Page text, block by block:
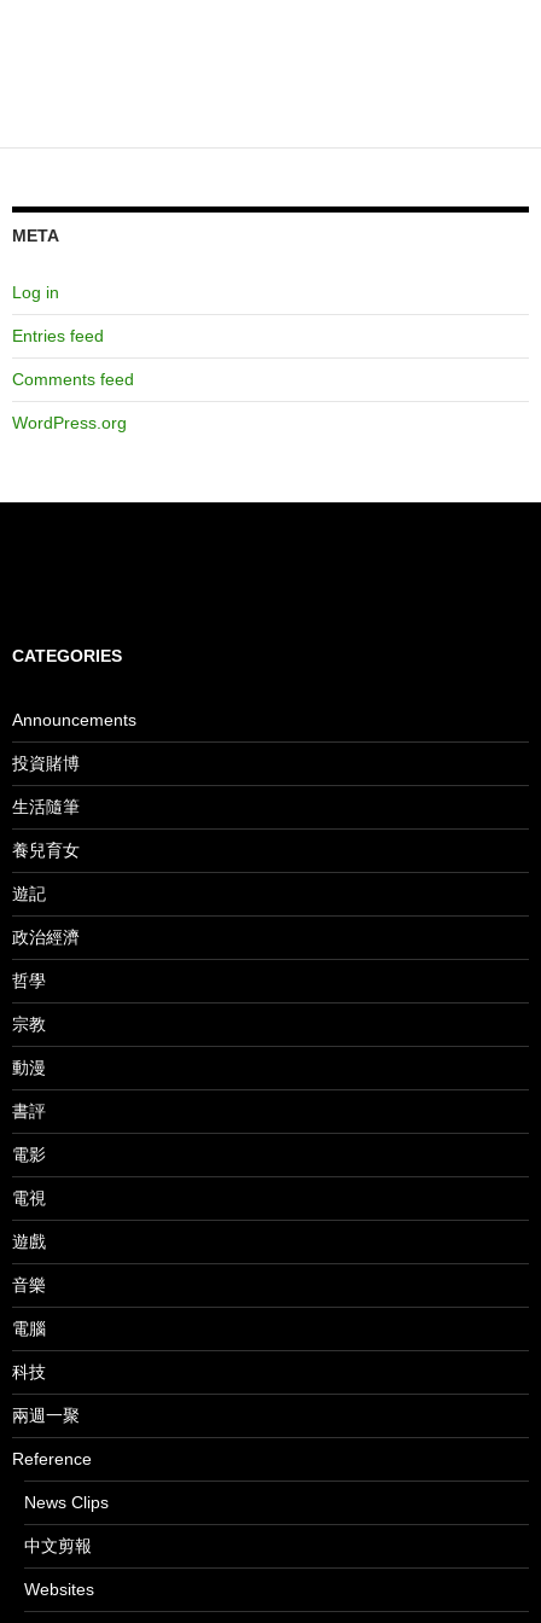
META
Log in
Entries feed
Comments feed
WordPress.org
CATEGORIES
Announcements
投資賭博
生活隨筆
養兒育女
遊記
政治經濟
哲學
宗教
動漫
書評
電影
電視
遊戲
音樂
電腦
科技
兩週一聚
Reference
News Clips
中文剪報
Websites